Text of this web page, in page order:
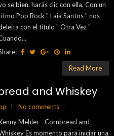
se bien, harás clic con ella. Con un
Pop Rock " Laia Santos " nos
con el título " Otra Vez "
Read More
and Whiskey
No comments
Mehler - Cornbread and
Es momento para iniciar una